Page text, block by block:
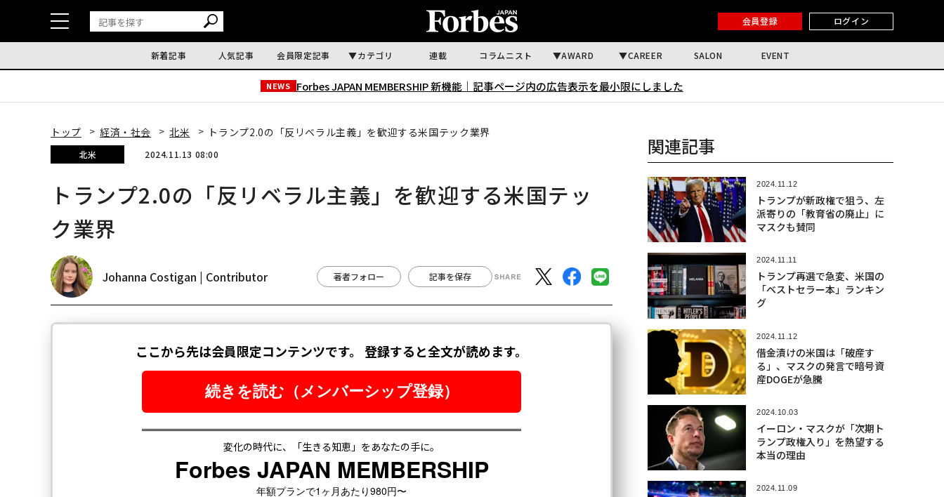
会員登録 ログイン
新着記事 人気記事 会員限定記事 カテゴリ 連載 コラムニスト AWARD CAREER SALON EVENT
NEWS Forbes JAPAN MEMBERSHIP 新機能｜ 記事ページ内の広告表示を最小限にしました
トップ 経済・社会 北米 トランプ2.0の「反リベラル主義」を歓迎する米国テック業界
北米 2024.11.13 08:00
トランプ2.0の「反リベラル主義」を歓迎する米国テッ
ク業界
Johanna Costigan | Contributor 著者フォロー 記事を保存
関連記事
2024.11.12
トランプが新政権で狙う、左
派寄りの「教育省の廃止」に
マスクも賛同
2024.11.11
トランプ再選で急変、米国の
「ベストセラー本」ランキン
グ
2024.11.12
借金漬けの米国は「破産す
る」、マスクの発言で暗号資
産DOGEが急騰
2024.10.03
イーロン・マスクが「次期ト
ランプ政権入り」を熱望する
本当の理由
2024.11.09